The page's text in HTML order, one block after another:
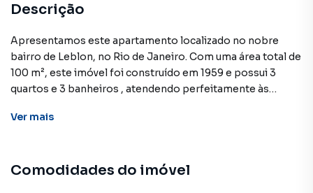
Descrição
Apresentamos este apartamento localizado no nobre
bairro de Leblon, no Rio de Janeiro. Com uma área total de
100 m², este imóvel foi construído em 1959 e possui 3
quartos e 3 banheiros , atendendo perfeitamente às
Ver mais
Comodidades do imóvel